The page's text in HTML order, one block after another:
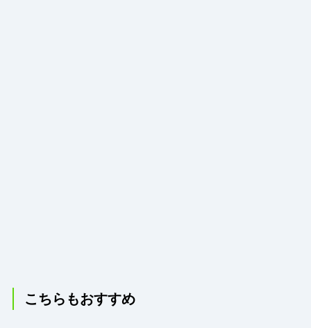
こちらもおすすめ